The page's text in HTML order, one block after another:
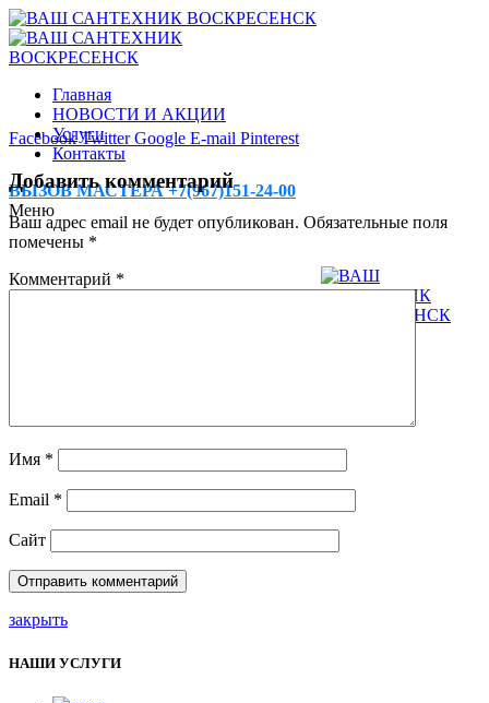
Главная
НОВОСТИ И АКЦИИ
Услуги
Контакты
ВЫЗОВ МАСТЕРА +7(967)151-24-00
Меню
Facebook Twitter Google E-mail Pinterest
Добавить комментарий
Ваш адрес email не будет опубликован. Обязательные поля
помечены *
Комментарий *
Имя *
Email *
Сайт
закрыть
НАШИ УСЛУГИ